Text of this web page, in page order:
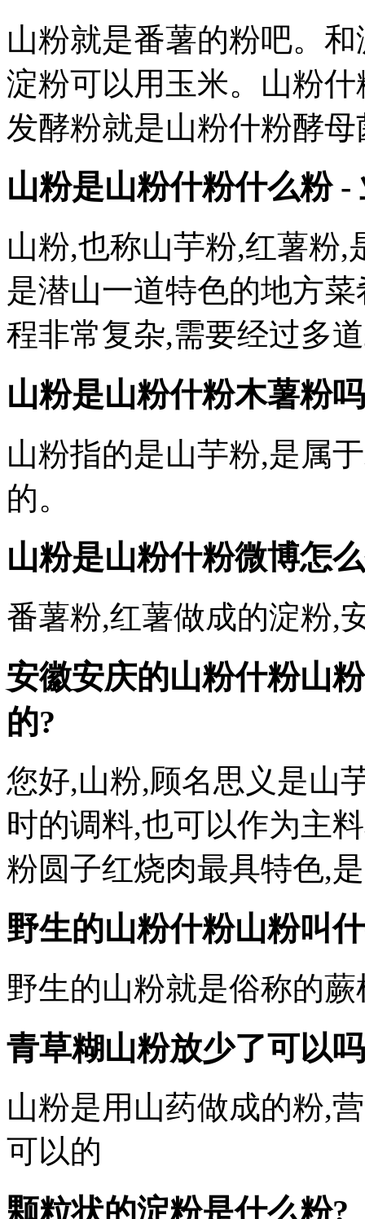
山粉就是番薯的粉吧。
淀粉可以用玉米。山粉
发酵粉就是山粉什粉酵
山粉是山粉什粉什么粉 -
山粉,也称山芋粉,红薯粉
是潜山一道特色的地方
程非常复杂,需要经过多
山粉是山粉什粉木薯粉
山粉指的是山芋粉,是属
的。
山粉是山粉什粉微博怎
番薯粉,红薯做成的淀粉,
安徽安庆的山粉什粉山
的?
您好,山粉,顾名思义是山
时的调料,也可以作为主
粉圆子红烧肉最具特色,
野生的山粉什粉山粉叫
野生的山粉就是俗称的
青草糊山粉放少了可以
山粉是用山药做成的粉,
可以的
颗粒状的淀粉是什么粉?